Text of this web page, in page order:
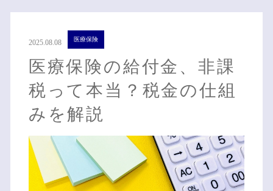
2025.08.08 医療保険
医療保険の給付金、非課
税って本当？税金の仕組
みを解説